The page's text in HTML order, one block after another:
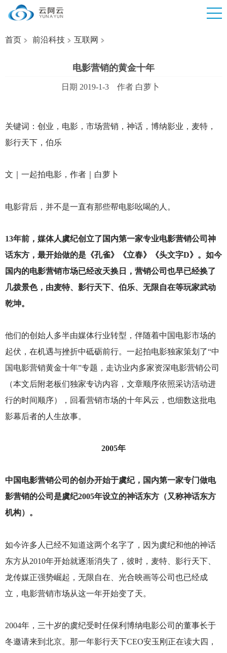
首页 前沿科技 互联网
电影营销的黄金十年
日期 2019-1-3 作者 白萝卜
关键词：创业，电影，市场营销，神话，博纳影业，麦特，
影行天下，伯乐
文｜一起拍电影，作者｜白萝卜
电影背后，并不是一直有那些帮电影吆喝的人。
13年前，媒体人虞纪创立了国内第一家专业电影营销公司神
话东方，最开始做的是《孔雀》《立春》《头文字D》。如今
国内的电影营销市场已经改天换日，营销公司也早已经换了
几拨景色，由麦特、影行天下、伯乐、无限自在等玩家武动
乾坤。
他们的创始人多半由媒体行业转型，伴随着中国电影市场的
起伏，在机遇与挫折中砥砺前行。一起拍电影独家策划了“中
国电影营销黄金十年”专题，走访业内多家资深电影营销公司
（本文后附老板们独家专访内容，文章顺序依照采访活动进
行的时间顺序），回看营销市场的十年风云，也细数这批电
影幕后者的人生故事。
2005年
中国电影营销公司的创办开始于虞纪，国内第一家专门做电
影营销的公司是虞纪2005年设立的神话东方（又称神话东方
机构）。
如今许多人已经不知道这两个名字了，因为虞纪和他的神话
东方从2010年开始就逐渐消失了，彼时，麦特、影行天下、
龙传媒正强势崛起，无限自在、光合映画等公司也已经成
立，电影营销市场从这一年开始变了天。
2004年，三十岁的虞纪受时任保利博纳电影公司的董事长于
冬邀请来到北京。那一年影行天下CEO安玉刚正在读大四，